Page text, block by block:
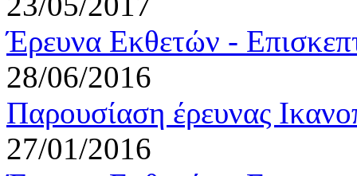
Έρευνα Εκθετών -
28/06/2016
Παρουσίαση έρευνας
27/01/2016